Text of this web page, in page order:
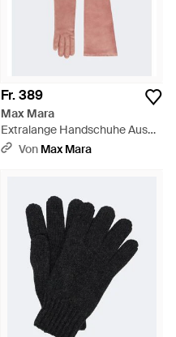
Fr. 389
Max Mara
Extralange Handschuhe Aus
Wildleder - Pink
Von Max Mara